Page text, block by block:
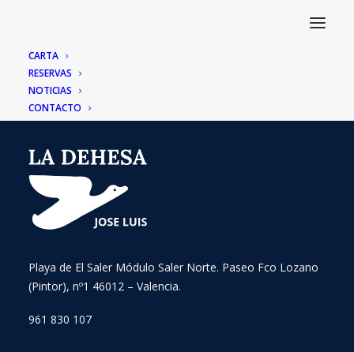
CARTA
RESERVAS
NOTICIAS
CONTACTO
Playa de El Saler Módulo Saler Norte. Paseo Fco Lozano
(Pintor), nº1 46012 – Valencia.
961 830 107